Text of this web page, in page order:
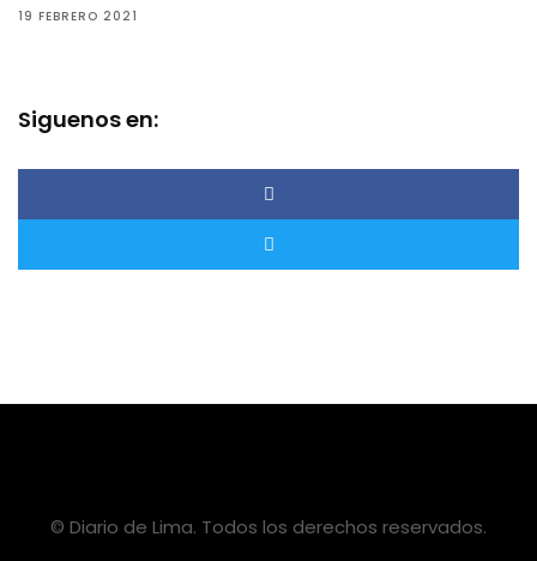
19 FEBRERO 2021
Siguenos en:
© Diario de Lima. Todos los derechos reservados.